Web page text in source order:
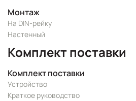
Монтаж
На DIN-рейку
Настенный
Комплект поставки
Комплект поставки
Устройство
Краткое руководство